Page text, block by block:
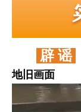
辟 谣
地旧画面